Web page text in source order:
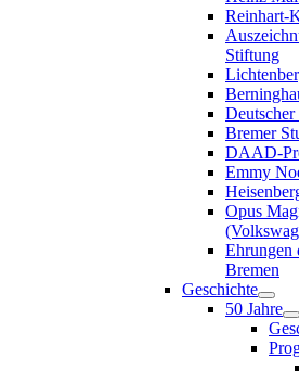
Reinhart-
Stiftung
Bremer
DAAD-
Emmy
Opus
Ehrungen
Bremen
Geschichte
50 Jahre